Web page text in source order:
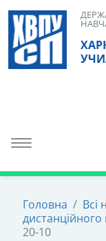
Skip
content
Toggle navigation
Головна / Всі
20-10